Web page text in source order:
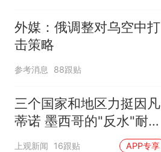
外媒：俄调整对乌空中打
击策略
参考消息 88跟贴
三个国家和地区力挺因凡
蒂诺 墨西哥的"反水"耐人
寻味
上观新闻 16跟贴 APP专享